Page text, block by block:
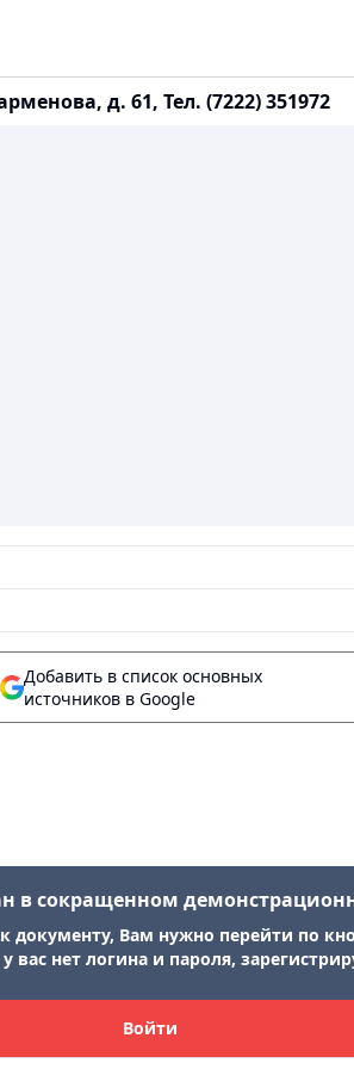
д. 61, Тел. (7222) 351972
Добавить в список основных
источников в Google
в сокращенном
документу, Вам нужно перейти по
вас нет логина и пароля,
Войти